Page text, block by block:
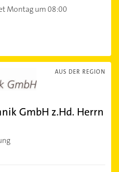
Montag um 08:00
AUS DER REGION
GmbH z.Hd. Herrn